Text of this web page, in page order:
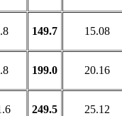
149.7 15.08
199.0 20.16
249.5 25.12